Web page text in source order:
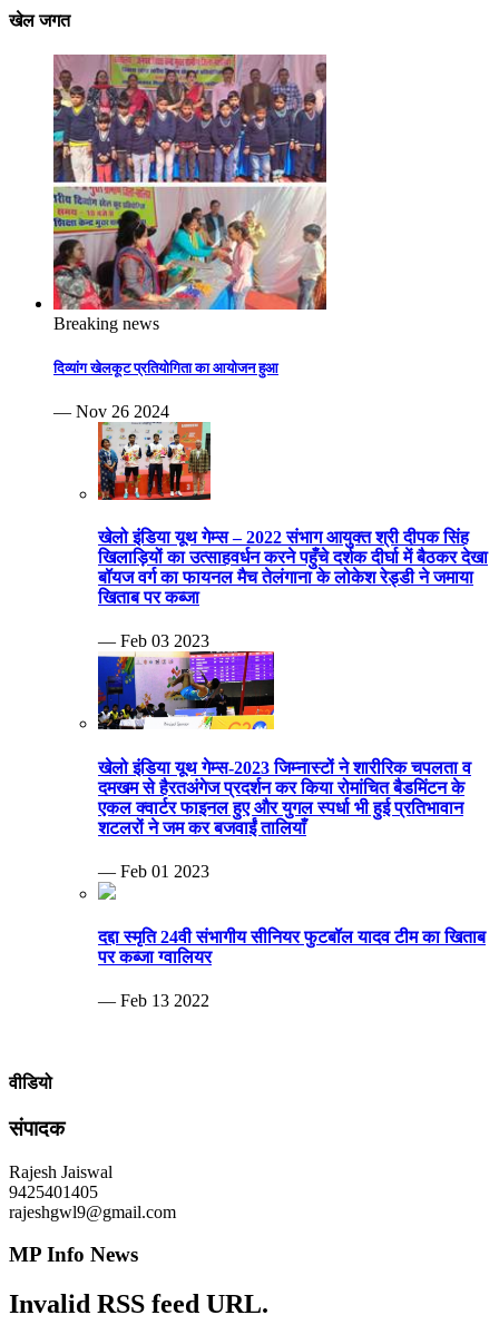
खेल जगत
Breaking news
दिव्यांग खेलकूट प्रतियोगिता का आयोजन हुआ
— Nov 26 2024
खेलो इंडिया यूथ गेम्स – 2022 संभाग आयुक्त श्री दीपक सिंह
खिलाड़ियों का उत्साहवर्धन करने पहुँचे दर्शक दीर्घा में बैठकर देखा
बॉयज वर्ग का फायनल मैच तेलंगाना के लोकेश रेड्डी ने जमाया
खिताब पर कब्जा
— Feb 03 2023
खेलो इंडिया यूथ गेम्स-2023 जिम्नास्टों ने शारीरिक चपलता व
दमखम से हैरतअंगेज प्रदर्शन कर किया रोमांचित बैडमिंटन के
एकल क्वार्टर फाइनल हुए और युगल स्पर्धा भी हुई प्रतिभावान
शटलरों ने जम कर बजवाईं तालियाँ
— Feb 01 2023
दद्दा स्मृति 24वी संभागीय सीनियर फुटबॉल यादव टीम का खिताब
पर कब्जा ग्वालियर
— Feb 13 2022
वीडियो
संपादक
Rajesh Jaiswal
9425401405
rajeshgwl9@gmail.com
MP Info News
Invalid RSS feed URL.